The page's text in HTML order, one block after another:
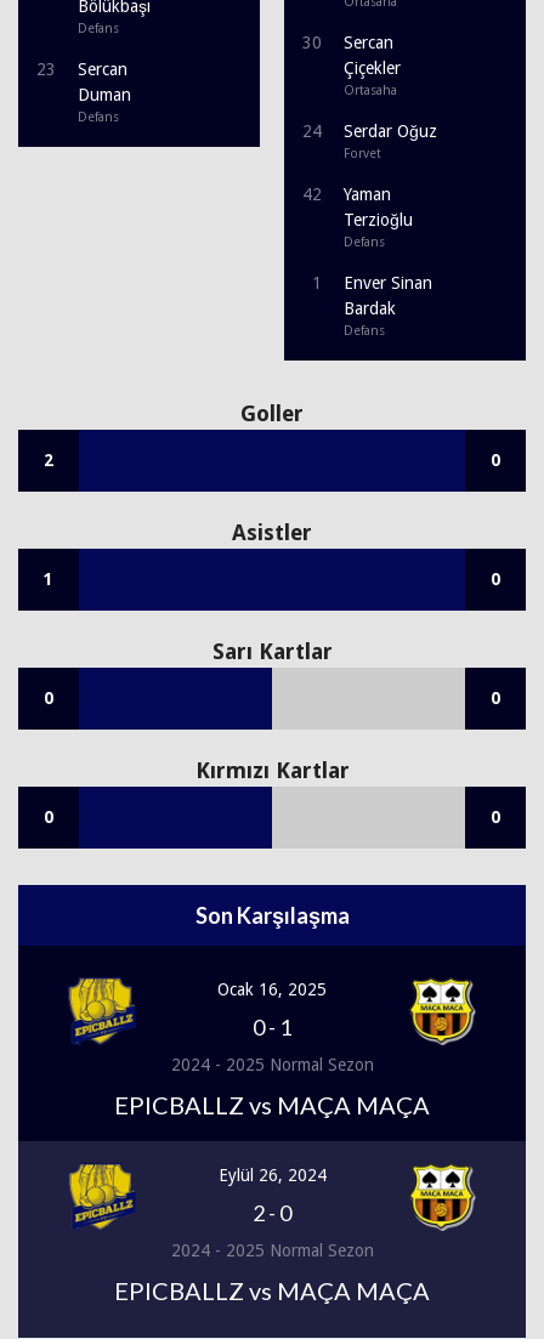
Bölükbaşı
Defans
23
Sercan
Duman
Defans
30
Sercan
Çiçekler
Ortasaha
24 Serdar Oğuz
Forvet
42
Yaman
Terzioğlu
Defans
1
Enver Sinan
Bardak
Defans
Goller
2 0
Asistler
1 0
Sarı Kartlar
0 0
Kırmızı Kartlar
0 0
Son Karşılaşma
Ocak 16, 2025
0- 1
2024 - 2025 Normal Sezon
EPICBALLZ vs MAÇA MAÇA
Eylül 26, 2024
2- 0
2024 - 2025 Normal Sezon
EPICBALLZ vs MAÇA MAÇA